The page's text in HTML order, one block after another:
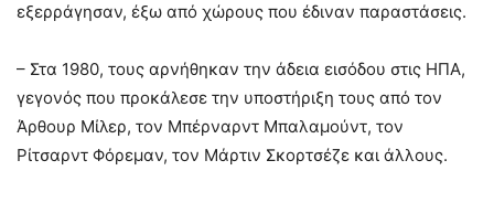
εξερράγησαν, έξω από χώρους που έδιναν παραστάσεις.
– Στα 1980, τους αρνήθηκαν την άδεια εισόδου στις ΗΠΑ,
γεγονός που προκάλεσε την υποστήριξη τους από τον
Άρθουρ Μίλερ, τον Μπέρναρντ Μπαλαμούντ, τον
Ρίτσαρντ Φόρεμαν, τον Μάρτιν Σκορτσέζε και άλλους.